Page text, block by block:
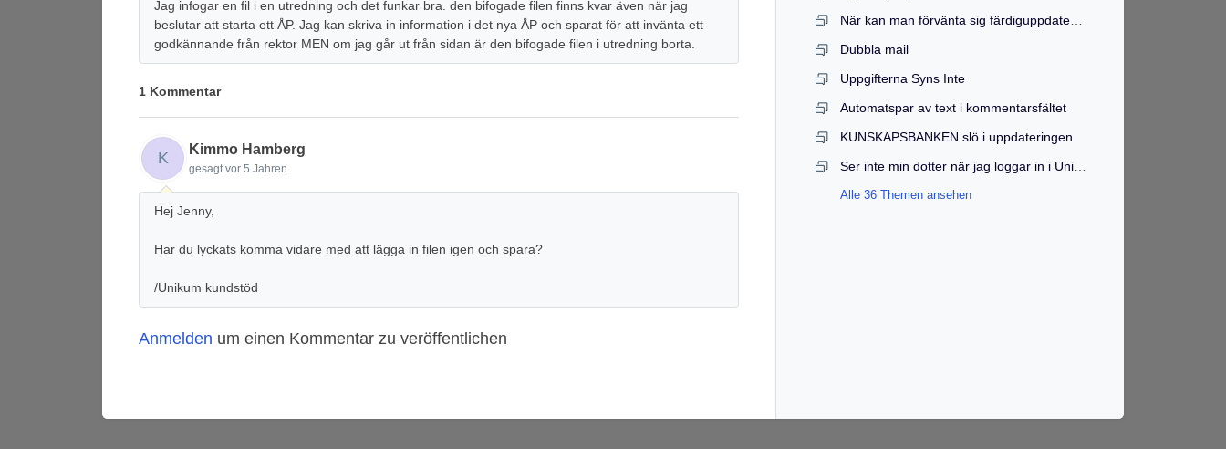
Jag infogar en fil i en utredning och det funkar bra. den bifogade filen finns kvar även när jag
beslutar att starta ett ÅP. Jag kan skriva in information i det nya ÅP och sparat för att invänta ett
godkännande från rektor MEN om jag går ut från sidan är den bifogade filen i utredning borta.
1 Kommentar
K Kimmo Hamberg
gesagt vor 5 Jahren
Hej Jenny,
Har du lyckats komma vidare med att lägga in filen igen och spara?
/Unikum kundstöd
Anmelden um einen Kommentar zu veröffentlichen
Dubbla mail
Uppgifterna Syns Inte
Automatspar av text i kommentarsfältet
KUNSKAPSBANKEN slö i uppdateringen
Alle 36 Themen ansehen